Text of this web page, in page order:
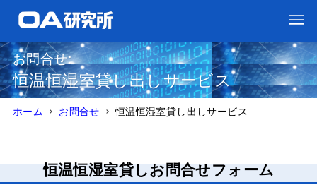
お問合せ:
恒温恒湿室貸し出しサービス
ホーム お問合せ 恒温恒湿室貸し出しサービス
恒温恒湿室貸しお問合せフォーム